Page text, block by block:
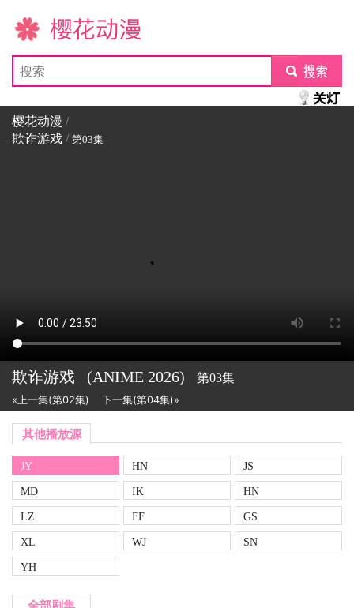
樱花动漫
submit
樱花动漫 /
欺诈游戏 / 第03集
欺诈游戏 (ANIME 2026) 第03集
«上一集(第02集) 下一集(第04集)»
其他播放源
JY HN
JS
MD
IK
HN
LZ
FF
GS
XL
WJ
SN
YH